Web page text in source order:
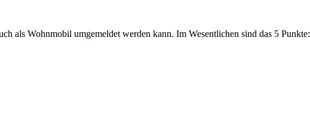
als Wohnmobil umgemeldet werden kann. Im Wesentlichen sind das 5 Punkte: